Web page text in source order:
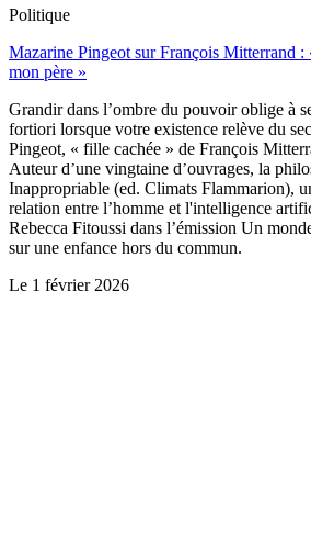
Politique
Mazarine Pingeot sur François Mitterrand :
mon père »
Grandir dans l’ombre du pouvoir oblige à
fortiori lorsque votre existence relève du
Pingeot, « fille cachée » de François
Auteur d’une vingtaine d’ouvrages, la
Inappropriable (ed. Climats Flammarion),
relation entre l’homme et l'intelligence
Rebecca Fitoussi dans l’émission Un
sur une enfance hors du commun.
Le 1 février 2026